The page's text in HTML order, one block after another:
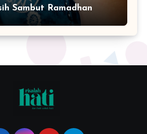
Sambut Ramadhan